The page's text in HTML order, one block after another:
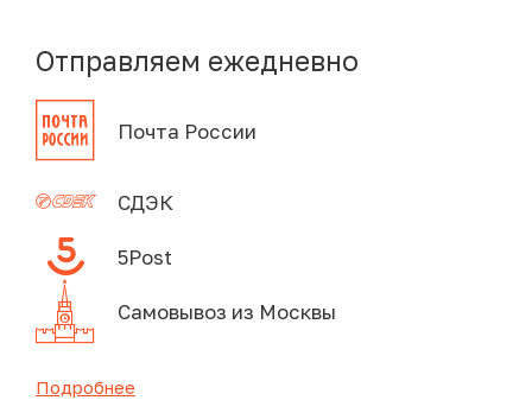
Отправляем ежедневно
Почта России
СДЭК
5Post
Самовывоз из Москвы
Подробнее